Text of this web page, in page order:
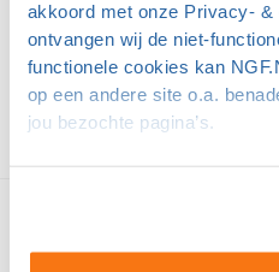
akkoord met onze Privacy-
ontvangen wij de niet-
functionele cookies kan
op een andere site o.a.
jou bezochte pagina’s.
Domeinpartners van golf